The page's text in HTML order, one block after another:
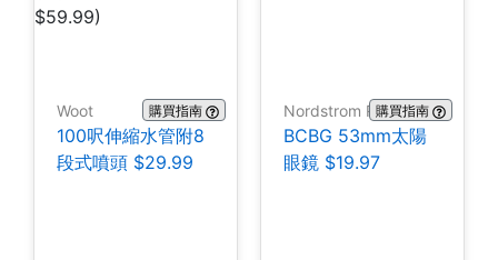
Woot 購買指南
100呎伸縮水管附8
段式噴頭 $29.99
Nordstrom Rack購買指南
BCBG 53mm太陽
眼鏡 $19.97